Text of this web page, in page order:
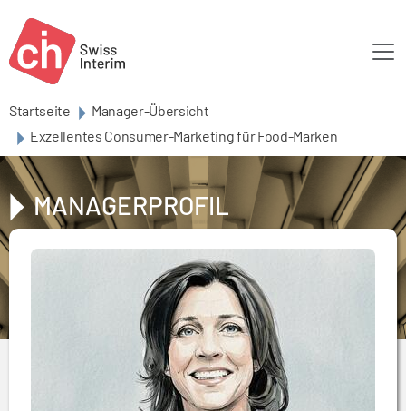
Startseite
Manager-Übersicht
Exzellentes Consumer-Marketing für Food-Marken
MANAGERPROFIL